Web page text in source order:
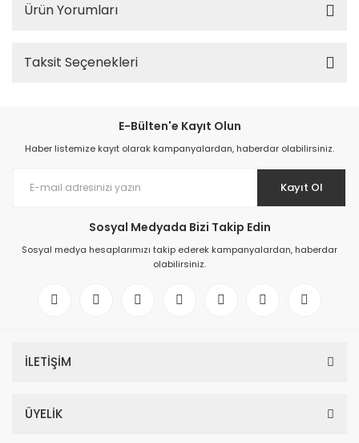
Ürün Yorumları
Taksit Seçenekleri
E-Bülten'e Kayıt Olun
Haber listemize kayıt olarak kampanyalardan, haberdar olabilirsiniz.
Kayıt Ol
Sosyal Medyada Bizi Takip Edin
Sosyal medya hesaplarımızı takip ederek kampanyalardan, haberdar
olabilirsiniz.
İLETİŞİM
ÜYELİK